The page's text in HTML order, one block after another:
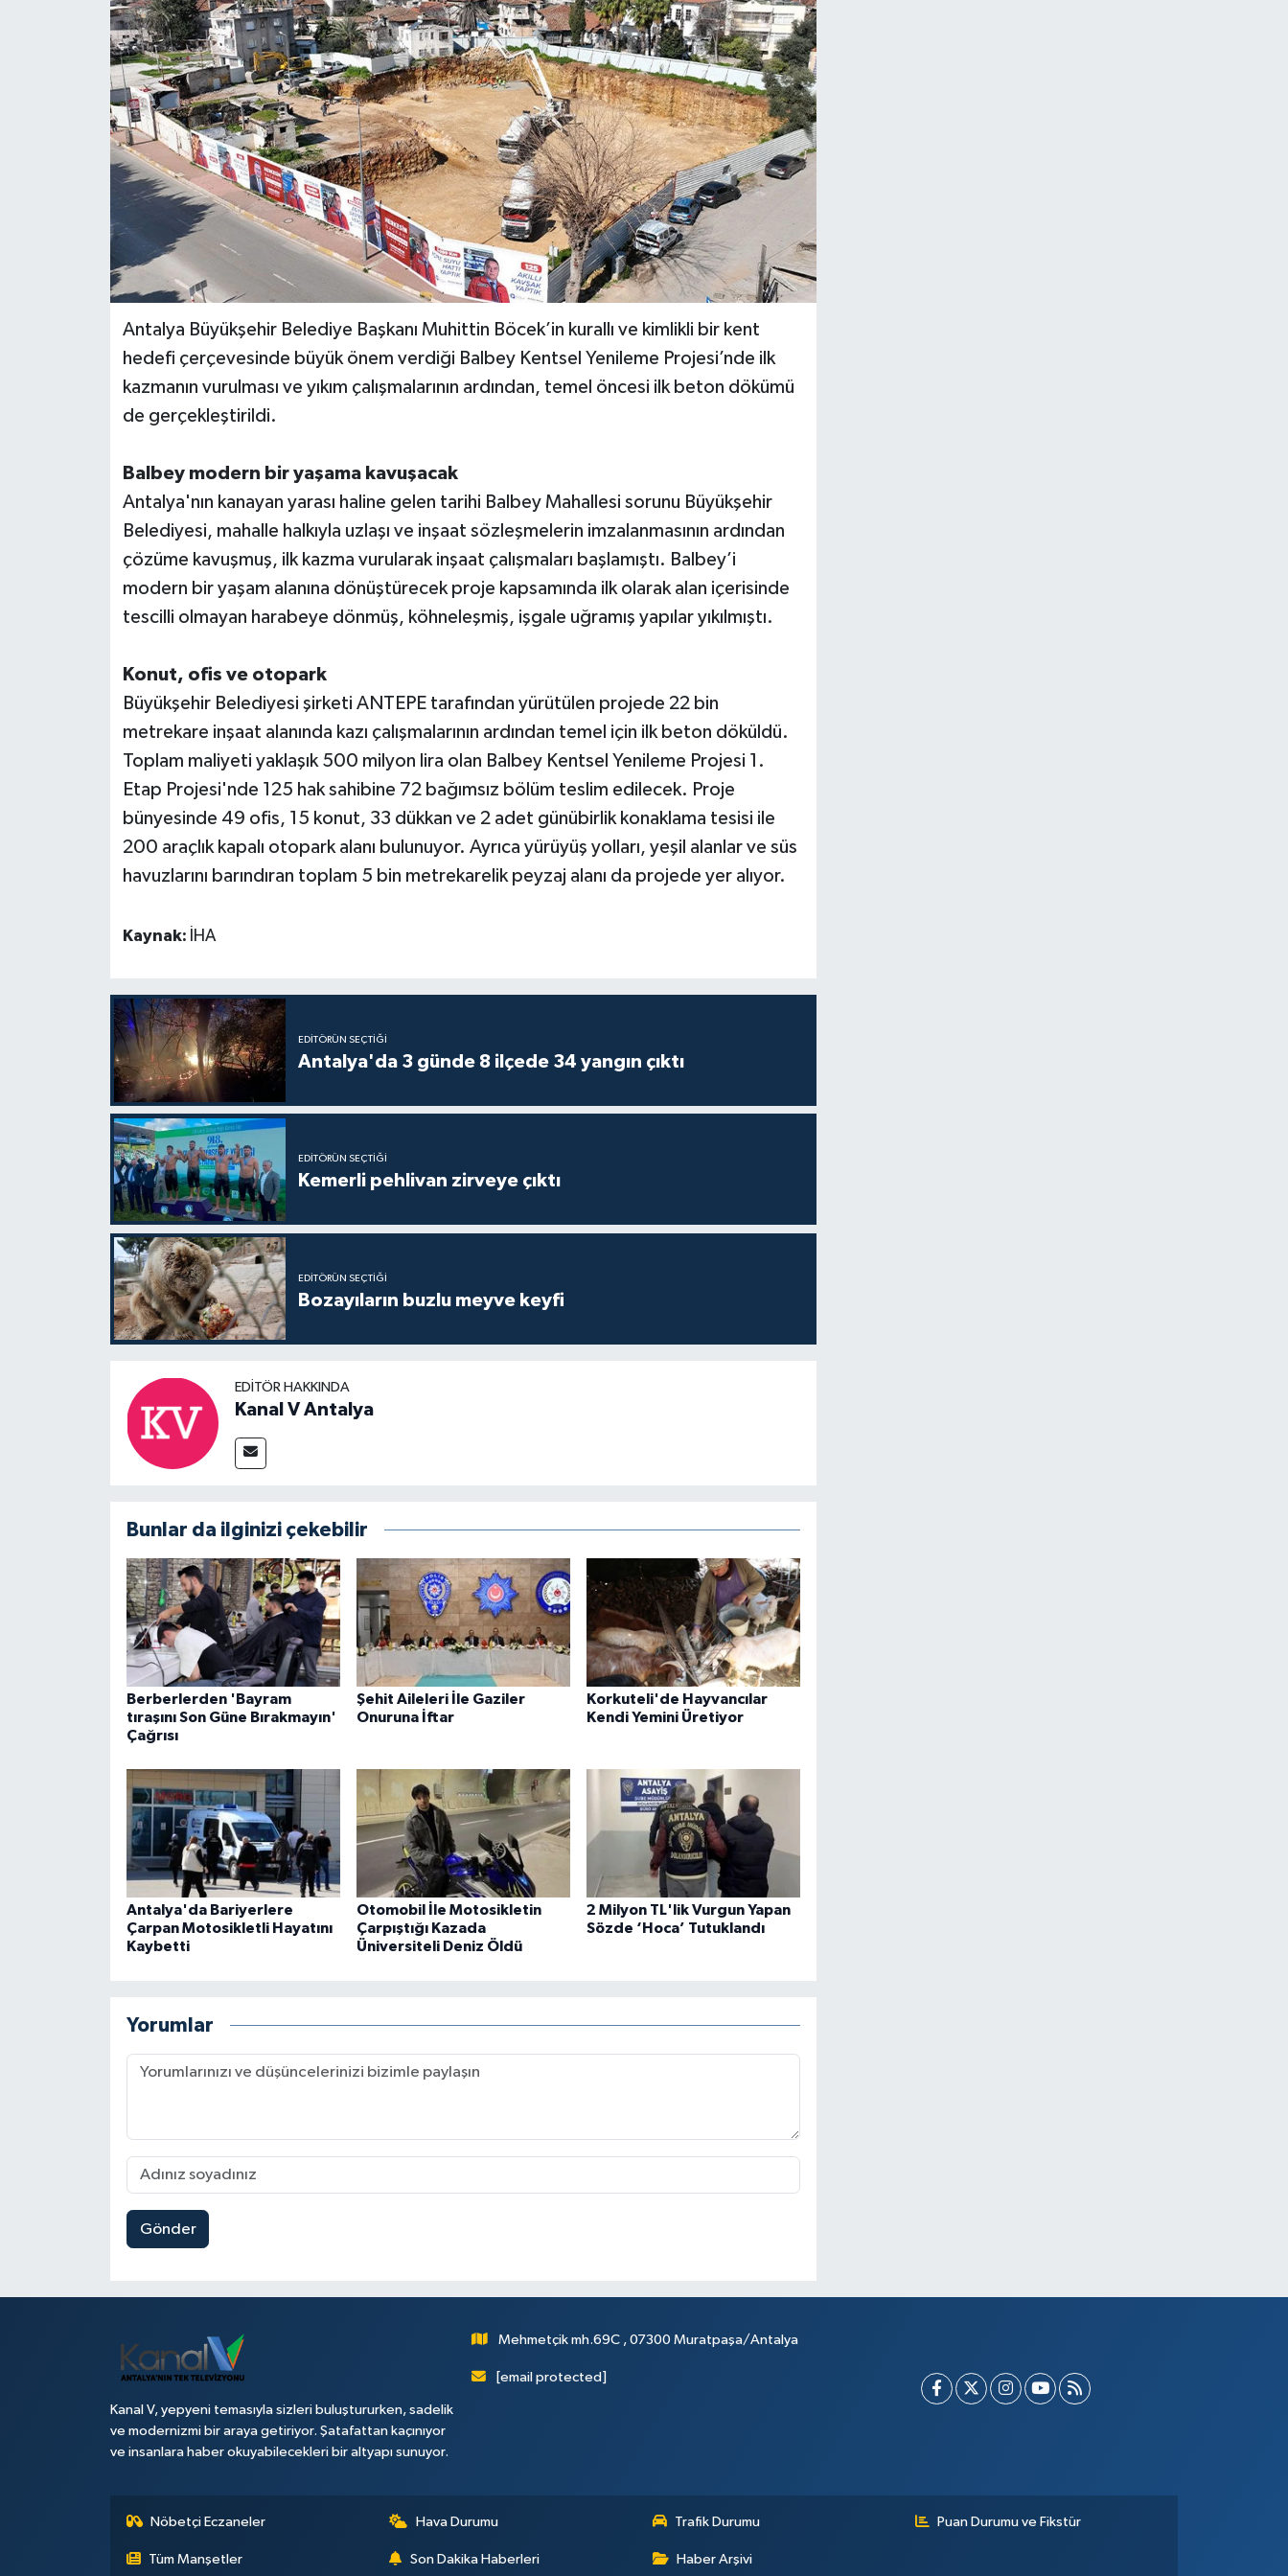
Antalya Büyükşehir Belediye Başkanı Muhittin Böcek’in kurallı ve kimlikli bir kent
hedefi çerçevesinde büyük önem verdiği Balbey Kentsel Yenileme Projesi’nde ilk
kazmanın vurulması ve yıkım çalışmalarının ardından, temel öncesi ilk beton dökümü
de gerçekleştirildi.
Balbey modern bir yaşama kavuşacak
Antalya'nın kanayan yarası haline gelen tarihi Balbey Mahallesi sorunu Büyükşehir
Belediyesi, mahalle halkıyla uzlaşı ve inşaat sözleşmelerin imzalanmasının ardından
çözüme kavuşmuş, ilk kazma vurularak inşaat çalışmaları başlamıştı. Balbey’i
modern bir yaşam alanına dönüştürecek proje kapsamında ilk olarak alan içerisinde
tescilli olmayan harabeye dönmüş, köhneleşmiş, işgale uğramış yapılar yıkılmıştı.
Konut, ofis ve otopark
Büyükşehir Belediyesi şirketi ANTEPE tarafından yürütülen projede 22 bin
metrekare inşaat alanında kazı çalışmalarının ardından temel için ilk beton döküldü.
Toplam maliyeti yaklaşık 500 milyon lira olan Balbey Kentsel Yenileme Projesi 1.
Etap Projesi'nde 125 hak sahibine 72 bağımsız bölüm teslim edilecek. Proje
bünyesinde 49 ofis, 15 konut, 33 dükkan ve 2 adet günübirlik konaklama tesisi ile
200 araçlık kapalı otopark alanı bulunuyor. Ayrıca yürüyüş yolları, yeşil alanlar ve süs
havuzlarını barındıran toplam 5 bin metrekarelik peyzaj alanı da projede yer alıyor.
Kaynak: İHA
EDITÖRÜN SEÇTIĞI
Antalya'da 3 günde 8 ilçede 34 yangın çıktı
EDITÖRÜN SEÇTIĞI
Kemerli pehlivan zirveye çıktı
EDITÖRÜN SEÇTIĞI
Bozayıların buzlu meyve keyfi
EDITÖR HAKKINDA
Kanal V Antalya
Bunlar da ilginizi çekebilir
Berberlerden 'Bayram
tıraşını Son Güne Bırakmayın'
Çağrısı
Şehit Aileleri İle Gaziler
Onuruna İftar
Korkuteli'de Hayvancılar
Kendi Yemini Üretiyor
Antalya'da Bariyerlere
Çarpan Motosikletli Hayatını
Kaybetti
Otomobil İle Motosikletin
Çarpıştığı Kazada
Üniversiteli Deniz Öldü
2 Milyon TL'lik Vurgun Yapan
Sözde ‘Hoca’ Tutuklandı
Yorumlar
Gönder
Kanal V, yepyeni temasıyla sizleri buluştururken, sadelik
ve modernizmi bir araya getiriyor. Şatafattan kaçınıyor
ve insanlara haber okuyabilecekleri bir altyapı sunuyor.
Mehmetçik mh.69C , 07300 Muratpaşa/Antalya
[email protected]
Nöbetçi Eczaneler Hava Durumu Trafik Durumu Puan Durumu ve Fikstür
Tüm Manşetler Son Dakika Haberleri Haber Arşivi
Haberler
KANALV Spor
Kültür Sanat
Magazin
Öğle Bülteni
Sosyal medya
Televizyon